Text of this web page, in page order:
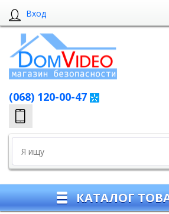
Вход
(068) 120-00-47
КАТАЛОГ